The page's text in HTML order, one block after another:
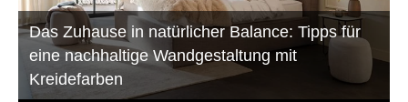
Das Zuhause in natürlicher Balance: Tipps für
eine nachhaltige Wandgestaltung mit
Kreidefarben